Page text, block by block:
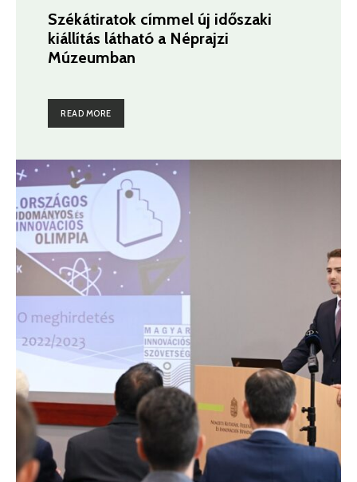
Székátiratok címmel új időszaki
kiállítás látható a Néprajzi
Múzeumban
READ MORE